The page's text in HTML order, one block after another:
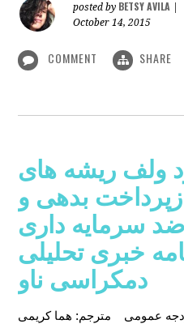
posted by BETSY AVILA
October 14, 2015
COMMENT SHARE
ولف ریشه های
بدهی و
سرمایه داری
خبری تحلیلی
دمکراسی ناو
مترجم: هما کریمی
عمومی